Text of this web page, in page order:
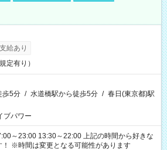
給あり
定有り）
歩5分 / 水道橋駅から徒歩5分 / 春日(東京都)駅
ブパワー
13:30～22:00 上記の時間から好きな
！ ※時間は変更となる可能性があります